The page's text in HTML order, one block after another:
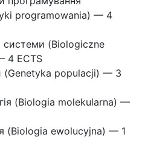
programowania) — 4
системи (Biologiczne
4 ECTS
(Genetyka populacji) — 3
(Biologia molekularna) —
(Biologia ewolucyjna) — 1